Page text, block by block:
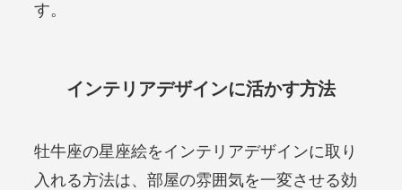
す。
インテリアデザインに活かす方法
牡牛座の星座絵をインテリアデザインに取り
入れる方法は、部屋の雰囲気を一変させる効